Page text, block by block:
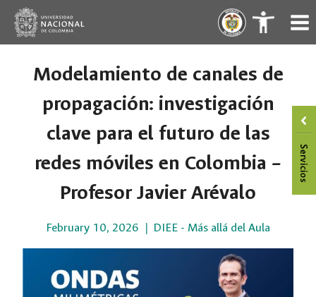
content
. .
Modelamiento de canales de
propagación: investigación
clave para el futuro de las
redes móviles en Colombia –
Profesor Javier Arévalo
February 10, 2026 DIEE - Más allá del Aula